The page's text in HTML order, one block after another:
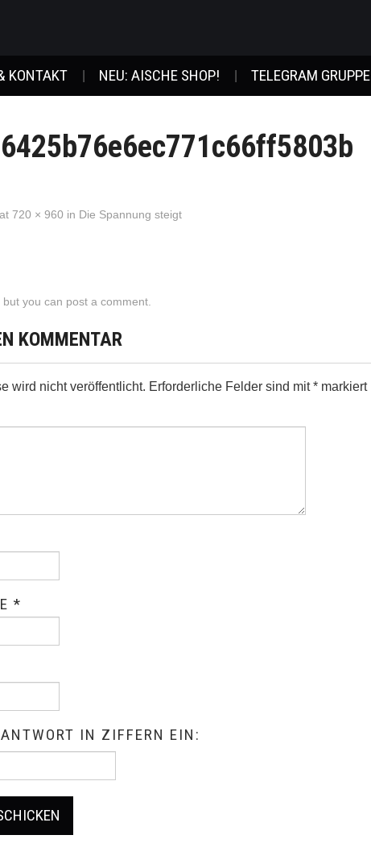
KONTAKT NEU: AISCHE SHOP! TELEGRAM GRUPPE
at 720 × 960 in Die Spannung steigt
you can post a comment
KOMMENTAR
wird nicht veröffentlicht. Erforderliche Felder sind mit* markiert
*
IN ZIFFERN EIN: